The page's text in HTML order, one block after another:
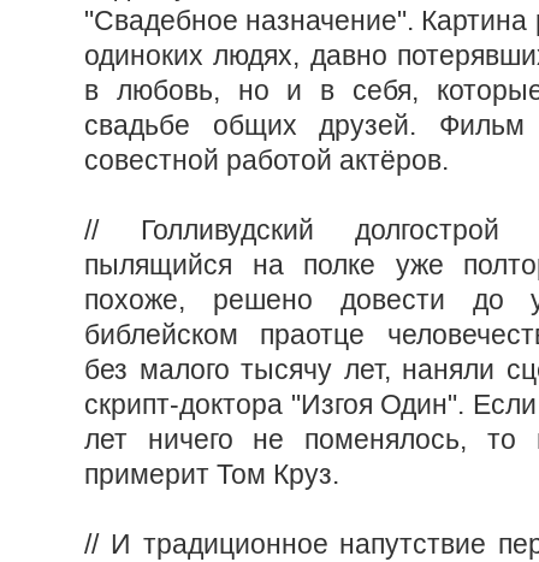
"Свадебное назначение". Картина
одиноких людях, давно
в любовь, но и в себя,
свадьбе общих друзей. Фильм
совестной работой актёров.
// Голливудский
пылящийся на полке уже
похоже, решено довести до
библейском праотце
без малого тысячу лет, наняли
скрипт-доктора "Изгоя Один".
лет ничего не поменялось, то
примерит Том Круз.
// И традиционное напутствие